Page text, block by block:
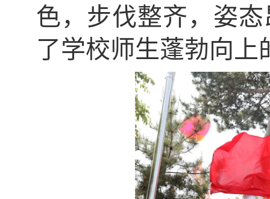
色，步伐整齐，姿
了学校师生蓬勃向上